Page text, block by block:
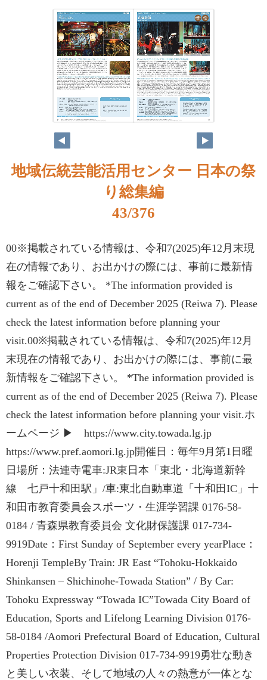
地域伝統芸能活用センター 日本の祭
り総集編
43/376
00※掲載されている情報は、令和7(2025)年12月末現
在の情報であり、お出かけの際には、事前に最新情
報をご確認下さい。 *The information provided is
current as of the end of December 2025 (Reiwa 7). Please
check the latest information before planning your
visit.00※掲載されている情報は、令和7(2025)年12月
末現在の情報であり、お出かけの際には、事前に最
新情報をご確認下さい。 *The information provided is
current as of the end of December 2025 (Reiwa 7). Please
check the latest information before planning your visit.ホ
ームページ ▶ https://www.city.towada.lg.jp
https://www.pref.aomori.lg.jp開催日：毎年9月第1日曜
日場所：法連寺電車:JR東日本「東北・北海道新幹
線 七戸十和田駅」/車:東北自動車道「十和田IC」十
和田市教育委員会スポーツ・生涯学習課 0176-58-
0184 / 青森県教育委員会 文化財保護課 017-734-
9919Date：First Sunday of September every yearPlace：
Horenji TempleBy Train: JR East “Tohoku-Hokkaido
Shinkansen – Shichinohe-Towada Station” / By Car:
Tohoku Expressway “Towada IC”Towada City Board of
Education, Sports and Lifelong Learning Division 0176-
58-0184 /Aomori Prefectural Board of Education, Cultural
Properties Protection Division 017-734-9919勇壮な動き
と美しい衣装、そして地域の人々の熱意が一体とな